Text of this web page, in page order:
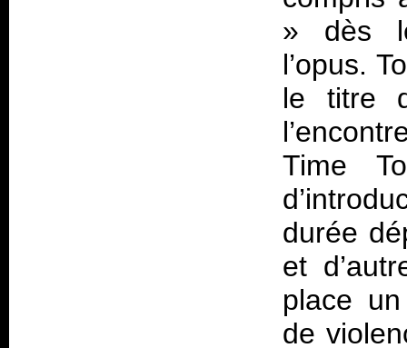
» dès
l’opus.
le titre
Time
durée
et
place
de